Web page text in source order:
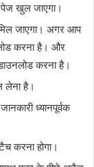
खुल जाएगा।
जाएगा। अगर आप
करना है। और
करना है।
लेना है।
ध्यानपूर्वक
करना होगा।